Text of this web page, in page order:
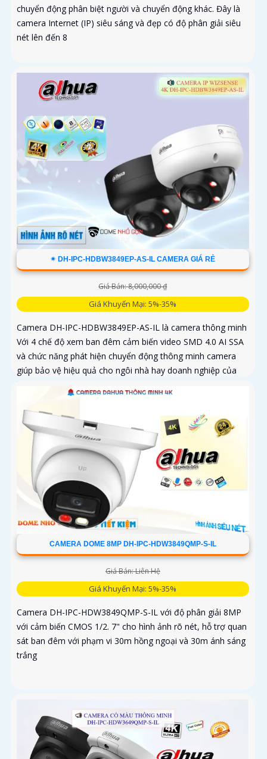
chuyển động phân biệt người và chuyển động khác. Đây là
camera Internet (IP) siêu sáng và đẹp có độ phân giải siêu
nét lên đến 8
✴ DH-IPC-HDBW3849EP-AS-IL CAMERA GIÁ RẺ
Giá Bán: 8,000,000 ₫
Giá Khuyến Mại: 5%-35%
Camera DH-IPC-HDBW3849EP-AS-IL là camera thông minh
Với 4 chế độ xem ban đêm cảm biến video SMD 4.0 AI SSA
và chức năng phát hiện chuyển động thông minh camera
giúp bảo vệ hiệu quả cho ngôi nhà hay doanh nghiệp của
bạn
CAMERA DOME 8MP DH-IPC-HDW3849QMP-S-IL
Giá Bán: Liên Hệ
Giá Khuyến Mại: 5%-35%
Camera DH-IPC-HDW3849QMP-S-IL với độ phân giải 8MP
với cảm biến CMOS 1/2. 7" cho hình ảnh rõ nét, hỗ trợ quan
sát ban đêm với phạm vi 30m hồng ngoại và 30m ánh sáng
trắng